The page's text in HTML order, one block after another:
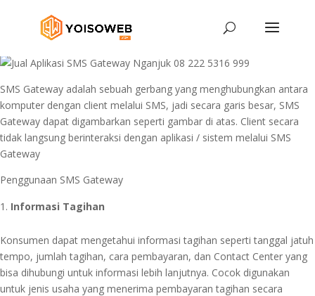
SMS Gateway adalah sebuah gerbang yang menghubungkan antara
komputer dengan client melalui SMS, jadi secara garis besar, SMS
Gateway dapat digambarkan seperti gambar di atas. Client secara
tidak langsung berinteraksi dengan aplikasi / sistem melalui SMS
Gateway
Penggunaan SMS Gateway
Informasi Tagihan
Konsumen dapat mengetahui informasi tagihan seperti tanggal jatuh
tempo, jumlah tagihan, cara pembayaran, dan Contact Center yang
bisa dihubungi untuk informasi lebih lanjutnya. Cocok digunakan
untuk jenis usaha yang menerima pembayaran tagihan secara